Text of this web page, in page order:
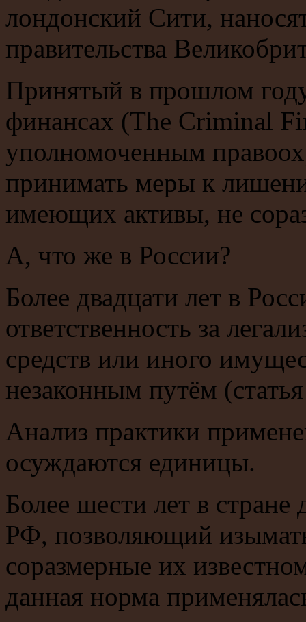
лондонский Сити,
правительства
Принятый в прошлом
финансах (The Criminal
уполномоченным
принимать меры к
имеющих активы, не
А, что же в России?
Более двадцати лет в
ответственность за
средств или иного
незаконным путём
Анализ практики
осуждаются единицы.
Более шести лет в
РФ, позволяющий
соразмерные их
данная норма